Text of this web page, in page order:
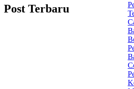
Post Terbaru